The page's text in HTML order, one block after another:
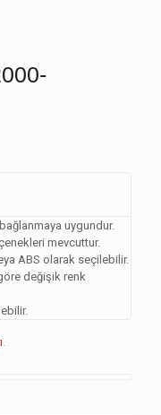
uygundur.
mevcuttur.
ABS olarak seçilebilir.
değişik renk